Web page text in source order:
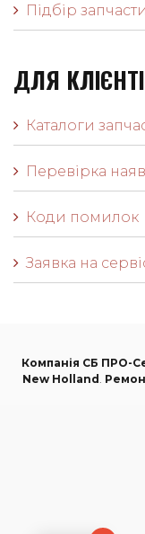
Підбір
ДЛЯ
Каталоги
Перевірка
Коди помилок
Заявка на
Компанія СБ ПРО-
New Holland